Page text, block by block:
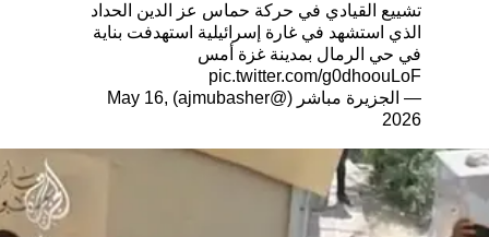
تشييع القيادي في حركة حماس عز الدين الحداد
الذي استشهد في غارة إسرائيلية استهدفت بناية
في حي الرمال بمدينة غزة أمس
pic.twitter.com/g0dhoouLoF
— الجزيرة مباشر (@ajmubasher)
May 16,
2026